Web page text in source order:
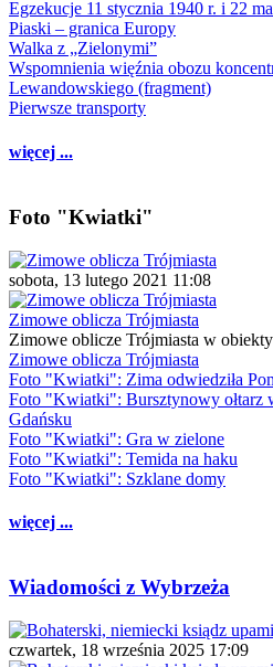
Egzekucje 11 stycznia 1940 r. i 22
Piaski – granica Europy
Walka z „Zielonymi”
Wspomnienia więźnia obozu
Lewandowskiego (fragment)
Pierwsze transporty
więcej ...
Foto "Kwiatki"
sobota, 13 lutego 2021 11:08
Zimowe oblicza Trójmiasta
Zimowe oblicze Trójmiasta w
Zimowe oblicza Trójmiasta
Foto "Kwiatki": Zima odwiedziła
Foto "Kwiatki": Bursztynowy ołtarz
Gdańsku
Foto "Kwiatki": Gra w zielone
Foto "Kwiatki": Temida na haku
Foto "Kwiatki": Szklane domy
więcej ...
Wiadomości z Wybrzeża
czwartek, 18 września 2025 17:09